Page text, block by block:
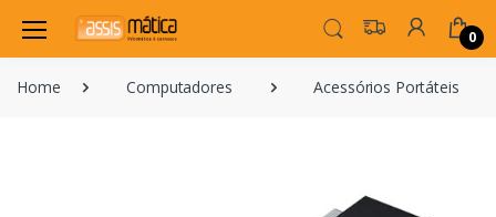
0
Home Computadores Acessórios Portáteis